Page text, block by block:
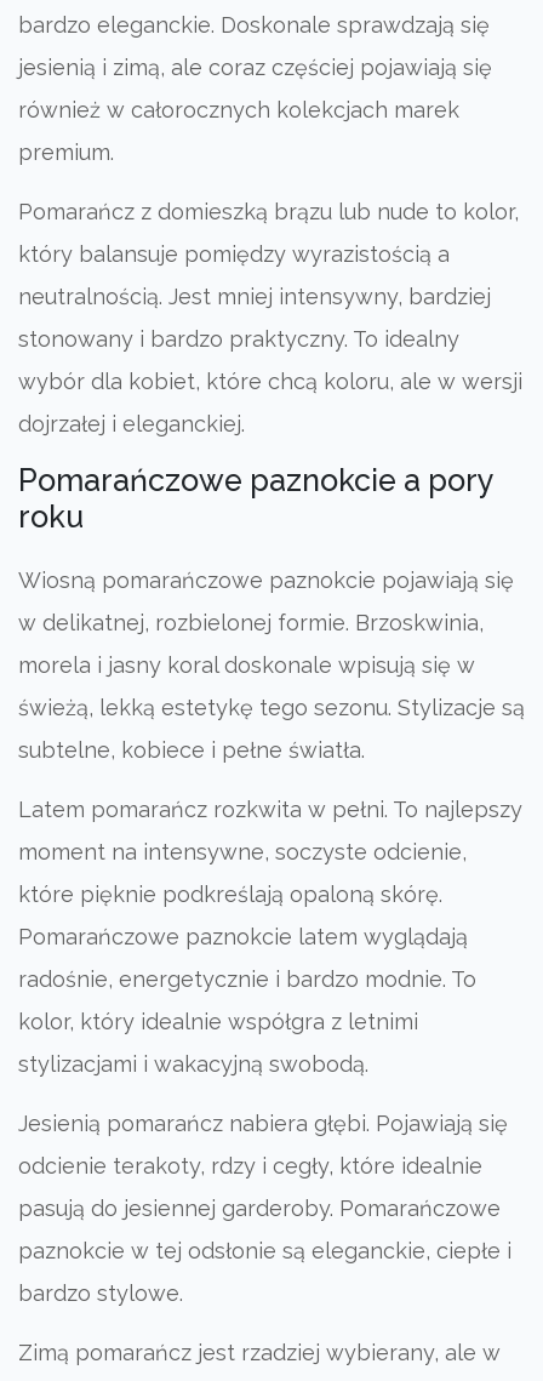
bardzo eleganckie. Doskonale sprawdzają się
jesienią i zimą, ale coraz częściej pojawiają się
również w całorocznych kolekcjach marek
premium.
Pomarańcz z domieszką brązu lub nude to kolor,
który balansuje pomiędzy wyrazistością a
neutralnością. Jest mniej intensywny, bardziej
stonowany i bardzo praktyczny. To idealny
wybór dla kobiet, które chcą koloru, ale w wersji
dojrzałej i eleganckiej.
Pomarańczowe paznokcie a pory
roku
Wiosną pomarańczowe paznokcie pojawiają się
w delikatnej, rozbielonej formie. Brzoskwinia,
morela i jasny koral doskonale wpisują się w
świeżą, lekką estetykę tego sezonu. Stylizacje są
subtelne, kobiece i pełne światła.
Latem pomarańcz rozkwita w pełni. To najlepszy
moment na intensywne, soczyste odcienie,
które pięknie podkreślają opaloną skórę.
Pomarańczowe paznokcie latem wyglądają
radośnie, energetycznie i bardzo modnie. To
kolor, który idealnie współgra z letnimi
stylizacjami i wakacyjną swobodą.
Jesienią pomarańcz nabiera głębi. Pojawiają się
odcienie terakoty, rdzy i cegły, które idealnie
pasują do jesiennej garderoby. Pomarańczowe
paznokcie w tej odsłonie są eleganckie, ciepłe i
bardzo stylowe.
Zimą pomarańcz jest rzadziej wybierany, ale w